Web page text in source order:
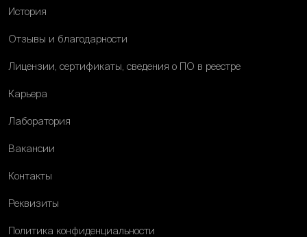
История
Отзывы и благодарности
Лицензии, сертификаты, сведения о ПО в реестре
Карьера
Лаборатория
Вакансии
Контакты
Реквизиты
Политика конфиденциальности